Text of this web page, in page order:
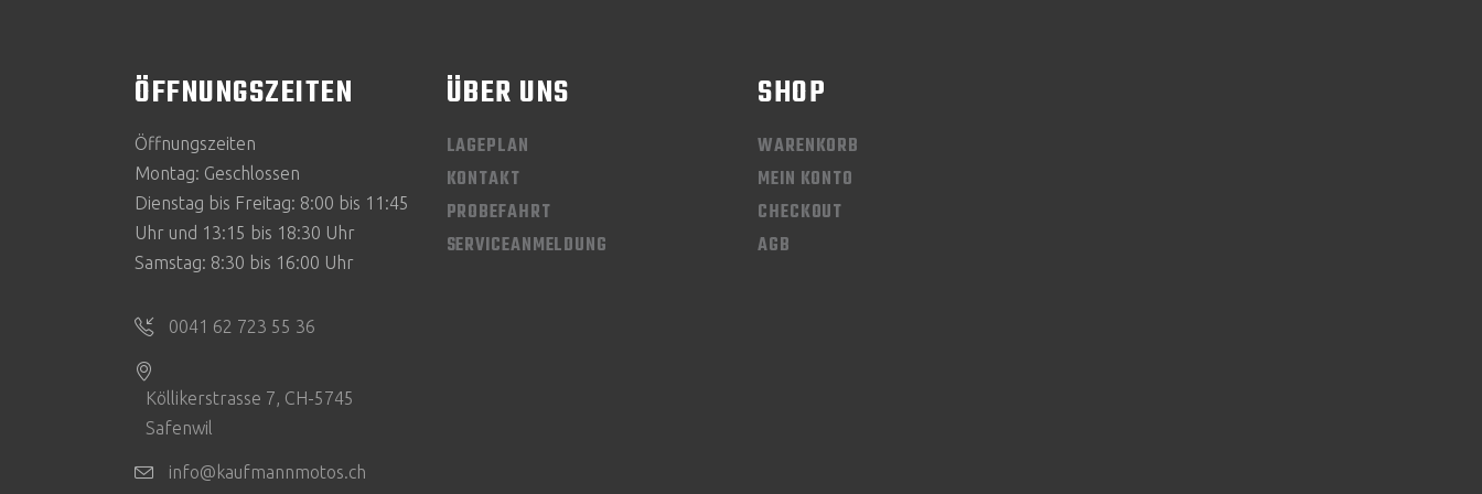
ÖFFNUNGSZEITEN
Öffnungszeiten
Montag: Geschlossen
Dienstag bis Freitag: 8:00 bis 11:45
Uhr und 13:15 bis 18:30 Uhr
Samstag: 8:30 bis 16:00 Uhr
0041 62 723 55 36
Köllikerstrasse 7, CH-5745
Safenwil
info@kaufmannmotos.ch
ÜBER UNS
LAGEPLAN
KONTAKT
PROBEFAHRT
SERVICEANMELDUNG
SHOP
WARENKORB
MEIN KONTO
CHECKOUT
AGB